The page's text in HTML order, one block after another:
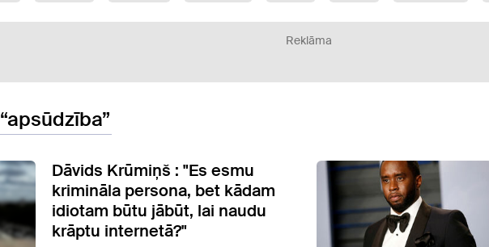
Reklāma
“apsūdzība”
Dāvids Krūmiņš : "Es esmu
krimināla persona, bet kādam
idiotam būtu jābūt, lai naudu
krāptu internetā?"